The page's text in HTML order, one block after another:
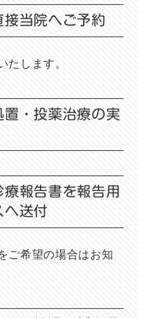
当院へご予約
たします。
置・投薬治療の実
報告書を報告用
へ送付
ご希望の場合はお知